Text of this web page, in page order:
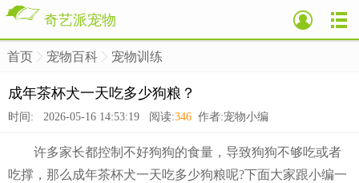
奇艺派宠物
首页 宠物百科 宠物训练
成年茶杯犬一天吃多少狗粮？
时间: 2026-05-16 14:53:19 阅读:346 作者:宠物小编
许多家长都控制不好狗狗的食量，导致狗狗不够吃或者
吃撑，那么成年茶杯犬一天吃多少狗粮呢?下面大家跟小编一